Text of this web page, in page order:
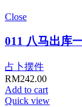
Close
011 八马出库
占卜摆件
RM242.00
Add to cart
Quick view